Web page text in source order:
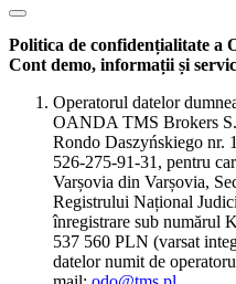
Politica de confidențialitate a
Cont demo, informații și
Operatorul datelor
OANDA TMS Brokers
Rondo Daszyńskiego nr.
526-275-91-31, pentru
Varșovia din Varșovia,
Registrului Național
înregistrare sub numărul
537 560 PLN (varsat
datelor numit de